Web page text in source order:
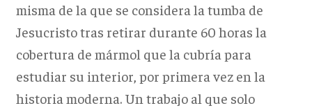
misma de la que se considera la tumba de
Jesucristo tras retirar durante 60 horas la
cobertura de mármol que la cubría para
estudiar su interior, por primera vez en la
historia moderna. Un trabajo al que solo